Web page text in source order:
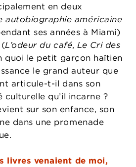
en deux
autobiographie américaine
ses années à Miami)
L’odeur du café,Le Cri des
quoi le petit garçon haïtien
le grand auteur que
articule-t-il dans son
culturelle qu’il incarne ?
sur son enfance, son
dans une promenade
livres venaient de moi,